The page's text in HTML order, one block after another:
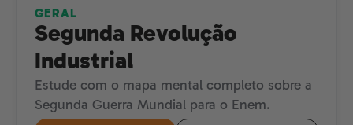
GERAL
Segunda Revolução
Industrial
Estude com o mapa mental completo sobre a
Segunda Guerra Mundial para o Enem.